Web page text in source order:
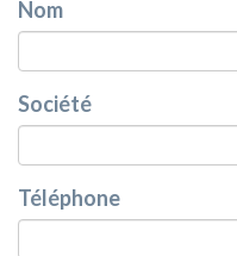
Nom
Société
Téléphone